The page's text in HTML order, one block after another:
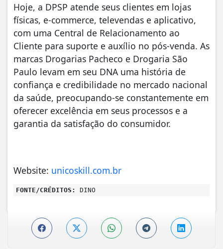
Hoje, a DPSP atende seus clientes em lojas
físicas, e-commerce, televendas e aplicativo,
com uma Central de Relacionamento ao
Cliente para suporte e auxílio no pós-venda. As
marcas Drogarias Pacheco e Drogaria São
Paulo levam em seu DNA uma história de
confiança e credibilidade no mercado nacional
da saúde, preocupando-se constantemente em
oferecer excelência em seus processos e a
garantia da satisfação do consumidor.
Website: unicoskill.com.br
FONTE/CRÉDITOS: DINO